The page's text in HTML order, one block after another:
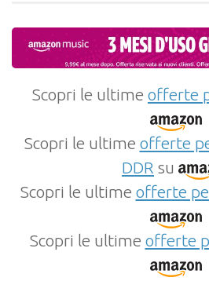
Scopri le ultime offerte
Scopri le ultime offerte
DDR su
Scopri le ultime offerte
Scopri le ultime offerte